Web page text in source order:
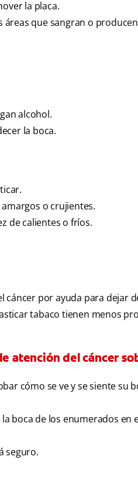
la placa.
áreas que sangran o
alcohol.
la boca.
o crujientes.
de calientes o fríos.
cáncer por ayuda para dejar
tabaco tienen menos
atención del cáncer
cómo se ve y se siente su
boca de los enumerados en
seguro.